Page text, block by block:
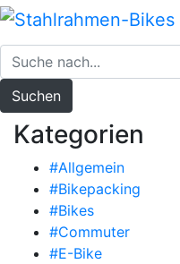
Zum
Inhalt
springen
Suchen
Kategorien
#Allgemein
#Bikepacking
#Bikes
#Commuter
#E-Bike